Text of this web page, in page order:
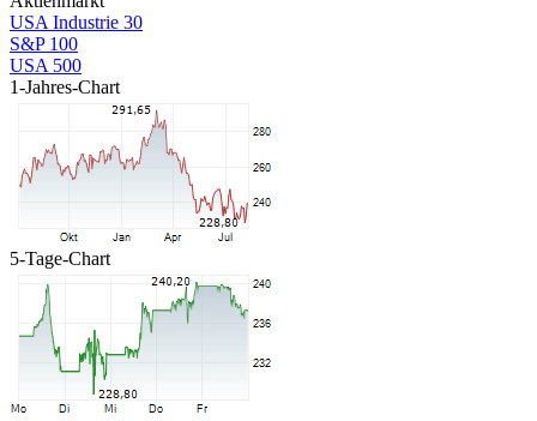
USA Industrie 30
S&P 100
USA 500
1-Jahres-Chart
5-Tage-Chart